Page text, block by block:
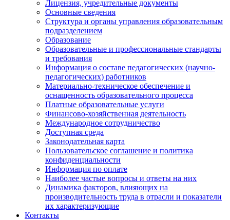
Лицензия, учредительные документы
Основные сведения
Структура и органы управления образовательным
подразделением
Образование
Образовательные и профессиональные стандарты
и требования
Информация о составе педагогических (научно-
педагогических) работников
Материально-техническое обеспечение и
оснащенность образовательного процесса
Платные образовательные услуги
Финансово-хозяйственная деятельность
Международное сотрудничество
Доступная среда
Законодательная карта
Пользовательское соглашение и политика
конфиденциальности
Информация по оплате
Наиболее частые вопросы и ответы на них
Динамика факторов, влияющих на
производительность труда в отрасли и показатели
их характеризующие
Контакты